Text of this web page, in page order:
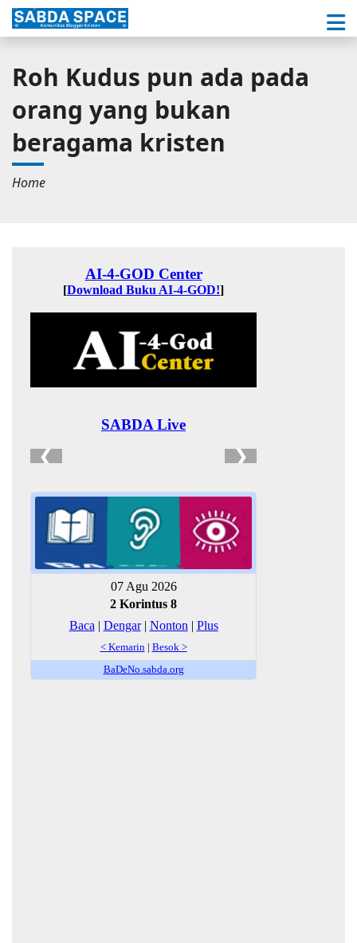
Roh Kudus pun ada pada
orang yang bukan
beragama kristen
Home